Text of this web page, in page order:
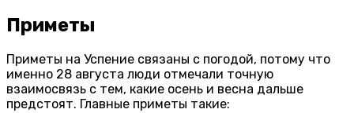
Приметы
Приметы на Успение связаны с погодой, потому что
именно 28 августа люди отмечали точную
взаимосвязь с тем, какие осень и весна дальше
предстоят. Главные приметы такие: